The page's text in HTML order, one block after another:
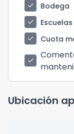
check
Bodega
check
check
Cuota
check
Ubicación